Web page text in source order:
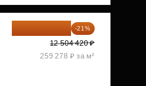
-21%
12 504 420 ₽
259 278 ₽ за м²